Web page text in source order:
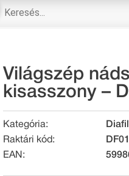
Világszép
kisasszony –
Kategória:
Raktári kód:
EAN: